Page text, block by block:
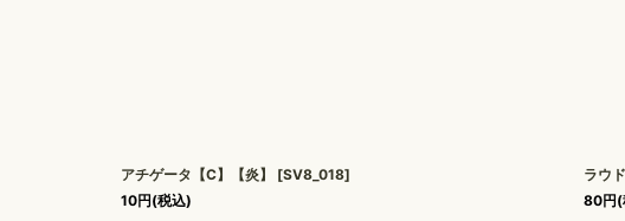
アチゲータ【C】【炎】 [SV8_018]
10円(税込)
ラウ
80円